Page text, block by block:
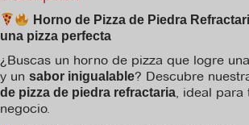
Horno de Pizza de Piedra
una pizza perfecta
¿Buscas un horno de pizza que logre una
y un sabor inigualable? Descubre
de pizza de piedra refractaria, ideal para
negocio.